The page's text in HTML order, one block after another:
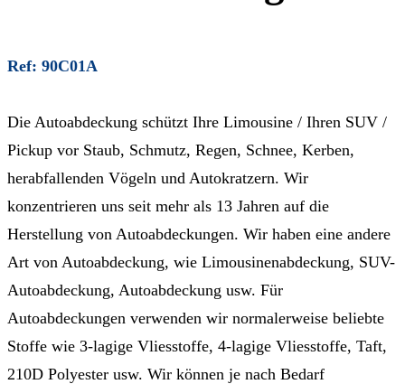
Ref: 90C01A
Die Autoabdeckung schützt Ihre Limousine / Ihren SUV /
Pickup vor Staub, Schmutz, Regen, Schnee, Kerben,
herabfallenden Vögeln und Autokratzern. Wir
konzentrieren uns seit mehr als 13 Jahren auf die
Herstellung von Autoabdeckungen. Wir haben eine andere
Art von Autoabdeckung, wie Limousinenabdeckung, SUV-
Autoabdeckung, Autoabdeckung usw. Für
Autoabdeckungen verwenden wir normalerweise beliebte
Stoffe wie 3-lagige Vliesstoffe, 4-lagige Vliesstoffe, Taft,
210D Polyester usw. Wir können je nach Bedarf